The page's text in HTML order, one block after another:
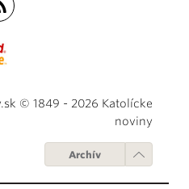
© 1849 - 2026 Katolícke
noviny
Archív